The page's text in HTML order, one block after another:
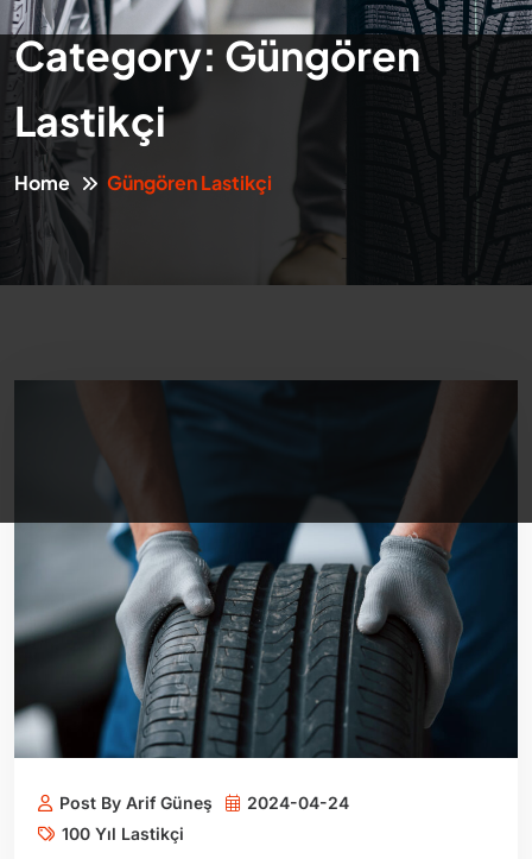
Category: Güngören
Lastikçi
Home Güngören Lastikçi
Post By Arif Güneş
2024-04-24
100 Yıl Lastikçi